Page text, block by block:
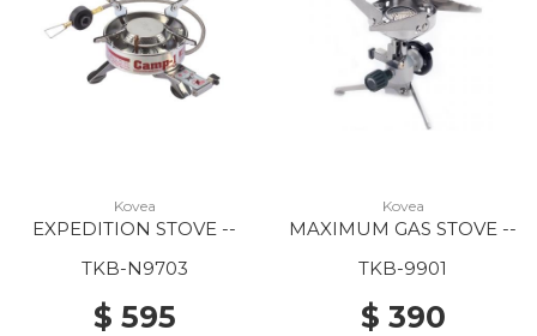
Kovea
EXPEDITION STOVE --
TKB-N9703
$ 595
Kovea
MAXIMUM GAS STOVE --
TKB-9901
$ 390